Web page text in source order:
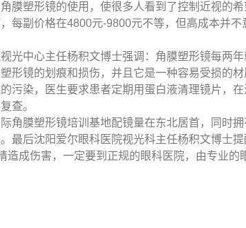
膜塑形镜的使用，使很多人看到了控制近视的
每副价格在4800元-9800元不等，但高成本并
光中心主任杨积文博士强调：角膜塑形镜每两
形镜的划痕和损伤，并且它是一种容易受损的
污染，医生要求患者定期用蛋白液清理镜片，
查。
角膜塑形镜培训基地配镜量在东北居首，同时
最后沈阳爱尔眼科医院视光科主任杨积文博士
造成伤害，一定要到正规的眼科医院，由专业的